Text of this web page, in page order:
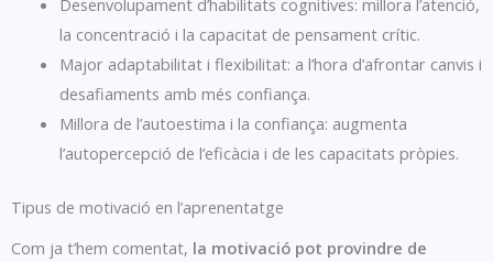
Desenvolupament d’habilitats cognitives: millora l’atenció,
la concentració i la capacitat de pensament crític.
Major adaptabilitat i flexibilitat: a l’hora d’afrontar canvis i
desafiaments amb més confiança.
Millora de l’autoestima i la confiança: augmenta
l’autopercepció de l’eficàcia i de les capacitats pròpies.
Tipus de motivació en l’aprenentatge
Com ja t’hem comentat, la motivació pot provindre de